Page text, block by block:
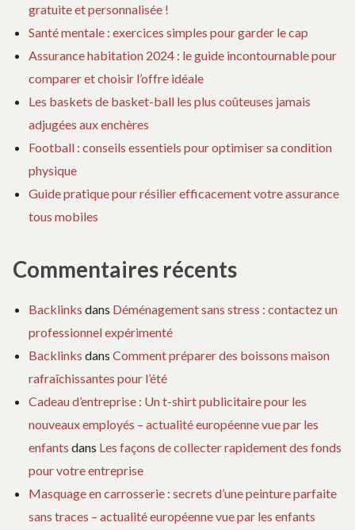
gratuite et personnalisée !
Santé mentale : exercices simples pour garder le cap
Assurance habitation 2024 : le guide incontournable pour
comparer et choisir l’offre idéale
Les baskets de basket-ball les plus coûteuses jamais
adjugées aux enchères
Football : conseils essentiels pour optimiser sa condition
physique
Guide pratique pour résilier efficacement votre assurance
tous mobiles
Commentaires récents
Backlinks dans Déménagement sans stress : contactez un
professionnel expérimenté
Backlinks dans Comment préparer des boissons maison
rafraîchissantes pour l’été
Cadeau d’entreprise : Un t-shirt publicitaire pour les
nouveaux employés – actualité européenne vue par les
enfants dans Les façons de collecter rapidement des fonds
pour votre entreprise
Masquage en carrosserie : secrets d’une peinture parfaite
sans traces – actualité européenne vue par les enfants